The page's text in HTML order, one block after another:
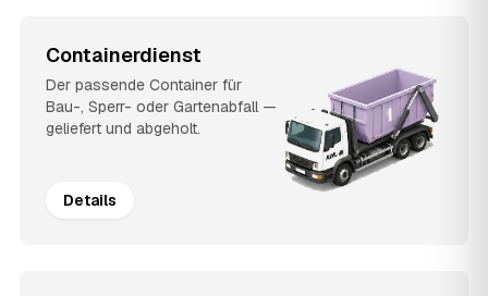
Containerdienst
Der passende Container für
Bau-, Sperr- oder Gartenabfall —
geliefert und abgeholt.
Details